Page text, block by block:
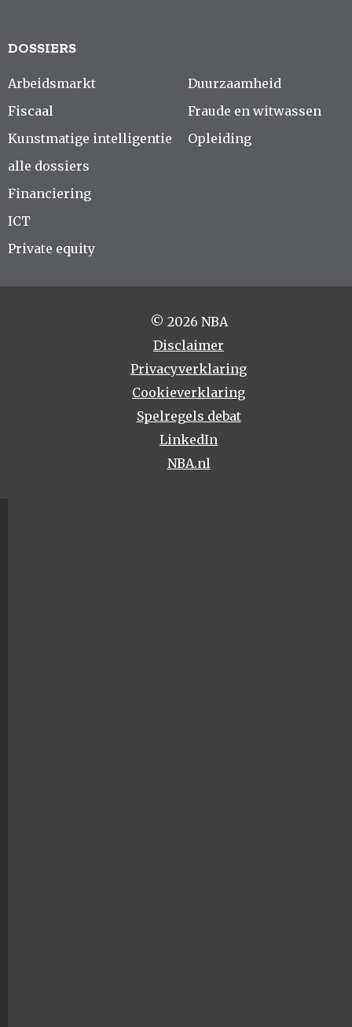
DOSSIERS
Arbeidsmarkt
Fiscaal
Kunstmatige intelligentie
alle dossiers
Duurzaamheid
Fraude en witwassen
Opleiding
Financiering
ICT
Private equity
© 2026 NBA
Disclaimer
Privacyverklaring
Cookieverklaring
Spelregels debat
LinkedIn
NBA.nl